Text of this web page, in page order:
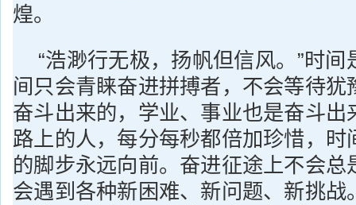
煌。
“浩渺行无极，扬帆但信风。”时
间只会青睐奋进拼搏者，不会等待犹
奋斗出来的，学业、事业也是奋斗出
路上的人，每分每秒都倍加珍惜，时
的脚步永远向前。奋进征途上不会总
会遇到各种新困难、新问题、新挑战